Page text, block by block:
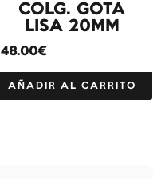
COLG. GOTA
LISA 20MM
48.00€
AÑADIR AL CARRITO